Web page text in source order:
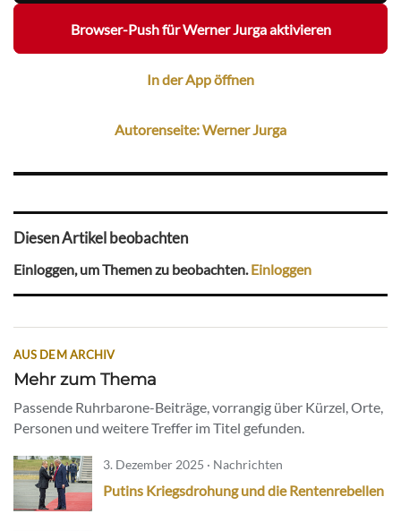
Browser-Push für Werner Jurga aktivieren
In der App öffnen
Autorenseite: Werner Jurga
Diesen Artikel beobachten
Einloggen, um Themen zu beobachten.Einloggen
AUS DEM ARCHIV
Mehr zum Thema
Passende Ruhrbarone-Beiträge, vorrangig über Kürzel, Orte,
Personen und weitere Treffer im Titel gefunden.
3. Dezember 2025 · Nachrichten
Putins Kriegsdrohung und die Rentenrebellen